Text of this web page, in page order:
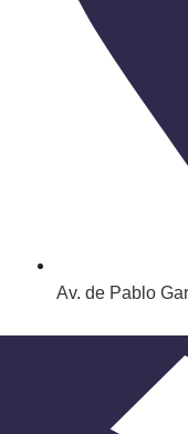
Av. de Pablo